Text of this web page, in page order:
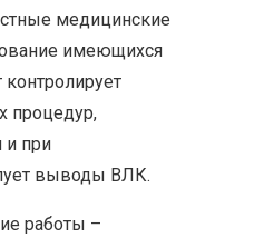
медицинские
имеющихся
процедур,
и при
выводы ВЛК.
работы –